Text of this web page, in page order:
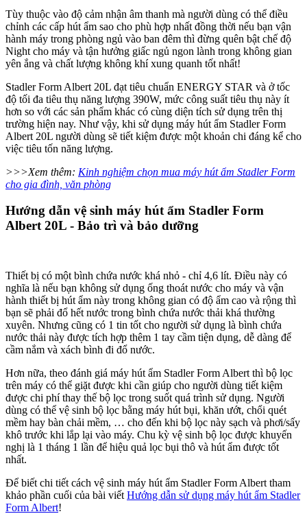
Tùy thuộc vào độ cảm nhận âm thanh mà người dùng có thể điều
chỉnh các cấp hút ẩm sao cho phù hợp nhất đồng thời nếu bạn vận
hành máy trong phòng ngủ vào ban đêm thì đừng quên bật chế độ
Night cho máy và tận hưởng giấc ngủ ngon lành trong không gian
yên ắng và chất lượng không khí xung quanh tốt nhất!
Stadler Form Albert 20L đạt tiêu chuẩn ENERGY STAR và ở tốc
độ tối đa tiêu thụ năng lượng 390W, mức công suất tiêu thụ này ít
hơn so với các sản phẩm khác có cùng diện tích sử dụng trên thị
trường hiện nay. Như vậy, khi sử dụng máy hút ẩm Stadler Form
Albert 20L người dùng sẽ tiết kiệm được một khoản chi đáng kể cho
việc tiêu tốn năng lượng.
>>>Xem thêm: Kinh nghiệm chọn mua máy hút ẩm Stadler Form
cho gia đình, văn phòng
Hướng dẫn vệ sinh máy hút ẩm Stadler Form
Albert 20L - Bảo trì và bảo dưỡng
Thiết bị có một bình chứa nước khá nhỏ - chỉ 4,6 lít. Điều này có
nghĩa là nếu bạn không sử dụng ống thoát nước cho máy và vận
hành thiết bị hút ẩm này trong không gian có độ ẩm cao và rộng thì
bạn sẽ phải đổ hết nước trong bình chứa nước thải khá thường
xuyên. Nhưng cũng có 1 tin tốt cho người sử dụng là bình chứa
nước thải này được tích hợp thêm 1 tay cầm tiện dụng, dễ dàng để
cầm nắm và xách bình đi đổ nước.
Hơn nữa, theo đánh giá máy hút ẩm Stadler Form Albert thì bộ lọc
trên máy có thể giặt được khi cần giúp cho người dùng tiết kiệm
được chi phí thay thế bộ lọc trong suốt quá trình sử dụng. Người
dùng có thể vệ sinh bộ lọc bằng máy hút bụi, khăn ướt, chổi quét
mềm hay bàn chải mềm, … cho đến khi bộ lọc này sạch và phơi/sấy
khô trước khi lắp lại vào máy. Chu kỳ vệ sinh bộ lọc được khuyến
nghị là 1 tháng 1 lần để hiệu quả lọc bụi thô và hút ẩm được tốt
nhất.
Để biết chi tiết cách vệ sinh máy hút ẩm Stadler Form Albert tham
khảo phần cuối của bài viết Hướng dẫn sử dụng máy hút ẩm Stadler
Form Albert!